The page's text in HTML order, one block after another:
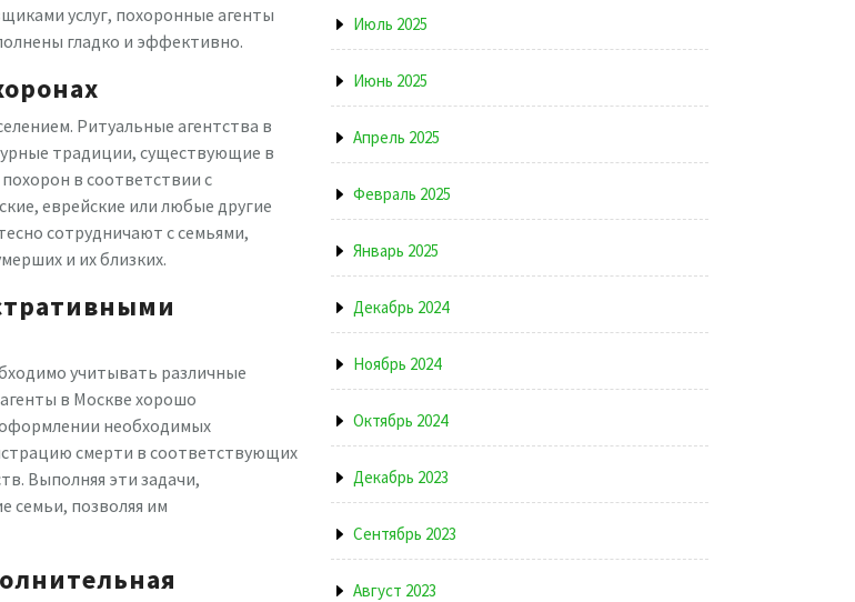
услуг, похоронные агенты
гладко и эффективно.
Ритуальные агентства в
традиции, существующие в
в соответствии с
еврейские или любые другие
сотрудничают с семьями,
и их близких.
учитывать различные
в Москве хорошо
необходимых
смерти в соответствующих
Выполняя эти задачи,
семьи, позволяя им
Июль 2025
Июнь 2025
Апрель 2025
Февраль 2025
Январь 2025
Декабрь 2024
Ноябрь 2024
Октябрь 2024
Декабрь 2023
Сентябрь 2023
Август 2023